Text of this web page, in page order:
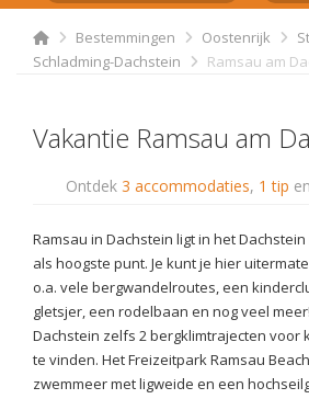
Bestemmingen Oostenrijk
Schladming-Dachstein
Ramsau am
Vakantie Ramsau am
Ontdek 3 accommodaties, 1 tip en
Ramsau in Dachstein ligt in het
als hoogste punt. Je kunt je hier
o.a. vele bergwandelroutes, een
gletsjer, een rodelbaan en nog veel
Dachstein zelfs 2 bergklimtrajecten voor
te vinden. Het Freizeitpark Ramsau
zwemmeer met ligweide en een